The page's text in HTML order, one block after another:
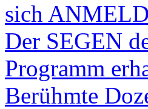
sich
Der SEGEN
Programm
Berühmte